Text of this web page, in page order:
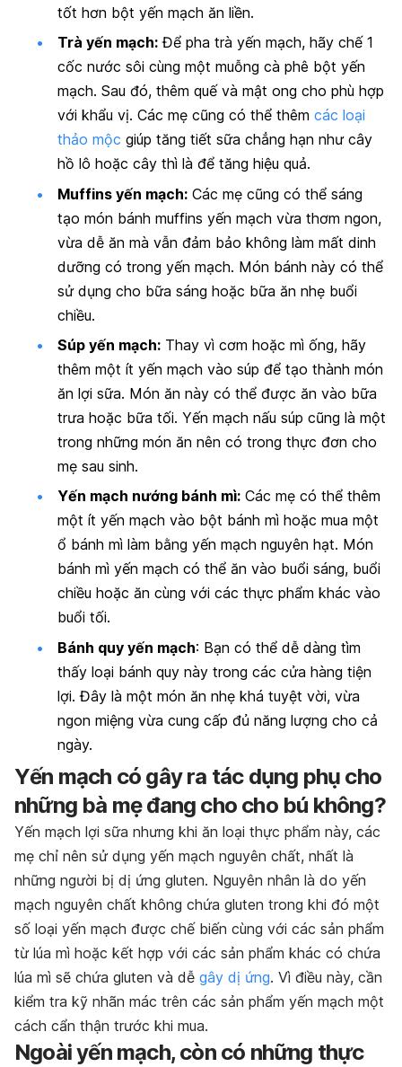
tốt hơn bột yến mạch ăn liền.
Trà yến mạch: Để pha trà yến mạch, hãy chế 1
cốc nước sôi cùng một muỗng cà phê bột yến
mạch. Sau đó, thêm quế và mật ong cho phù hợp
với khẩu vị. Các mẹ cũng có thể thêm các loại
thảo mộc giúp tăng tiết sữa chẳng hạn như cây
hồ lô hoặc cây thì là để tăng hiệu quả.
Muffins yến mạch: Các mẹ cũng có thể sáng
tạo món bánh muffins yến mạch vừa thơm ngon,
vừa dễ ăn mà vẫn đảm bảo không làm mất dinh
dưỡng có trong yến mạch. Món bánh này có thể
sử dụng cho bữa sáng hoặc bữa ăn nhẹ buổi
chiều.
Súp yến mạch: Thay vì cơm hoặc mì ống, hãy
thêm một ít yến mạch vào súp để tạo thành món
ăn lợi sữa. Món ăn này có thể được ăn vào bữa
trưa hoặc bữa tối. Yến mạch nấu súp cũng là một
trong những món ăn nên có trong thực đơn cho
mẹ sau sinh.
Yến mạch nướng bánh mì: Các mẹ có thể thêm
một ít yến mạch vào bột bánh mì hoặc mua một
ổ bánh mì làm bằng yến mạch nguyên hạt. Món
bánh mì yến mạch có thể ăn vào buổi sáng, buổi
chiều hoặc ăn cùng với các thực phẩm khác vào
buổi tối.
Bánh quy yến mạch: Bạn có thể dễ dàng tìm
thấy loại bánh quy này trong các cửa hàng tiện
lợi. Đây là một món ăn nhẹ khá tuyệt vời, vừa
ngon miệng vừa cung cấp đủ năng lượng cho cả
ngày.
Yến mạch có gây ra tác dụng phụ cho
những bà mẹ đang cho cho bú không?
Yến mạch lợi sữa nhưng khi ăn loại thực phẩm này, các
mẹ chỉ nên sử dụng yến mạch nguyên chất, nhất là
những người bị dị ứng gluten. Nguyên nhân là do yến
mạch nguyên chất không chứa gluten trong khi đó một
số loại yến mạch được chế biến cùng với các sản phẩm
từ lúa mì hoặc kết hợp với các sản phẩm khác có chứa
lúa mì sẽ chứa gluten và dễ gây dị ứng. Vì điều này, cần
kiểm tra kỹ nhãn mác trên các sản phẩm yến mạch một
cách cẩn thận trước khi mua.
Ngoài yến mạch, còn có những thực